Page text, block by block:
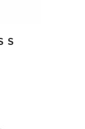
S